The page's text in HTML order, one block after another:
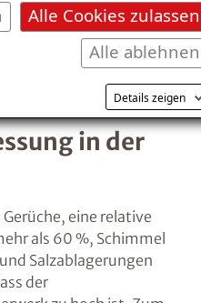
Alle Cookies zulassen
Alle ablehnen
Details zeigen
und
die
wie möglich
von